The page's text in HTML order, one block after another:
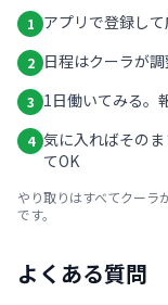
1 アプリで登録し
2 日程はクーラが
3 1日働いてみる。
4 気に入ればその
てOK
やり取りはすべてクーラ
です。
よくある質問